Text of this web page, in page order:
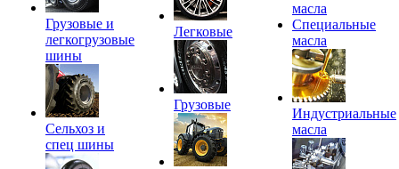
Грузовые и
легкогрузовые
шины
Сельхоз и
спец шины
Легковые
Грузовые
масла
Специальные
масла
Индустриальные
масла